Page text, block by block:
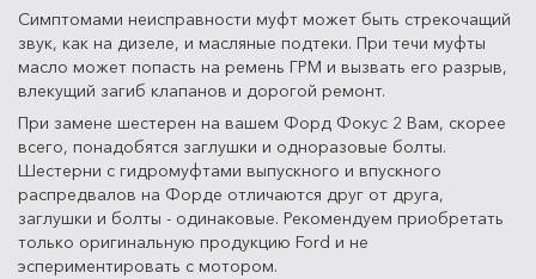
Симптомами неисправности муфт может быть стрекочащий
звук, как на дизеле, и масляные подтеки. При течи муфты
масло может попасть на ремень ГРМ и вызвать его разрыв,
влекущий загиб клапанов и дорогой ремонт.
При замене шестерен на вашем Форд Фокус 2 Вам, скорее
всего, понадобятся заглушки и одноразовые болты.
Шестерни с гидромуфтами выпускного и впускного
распредвалов на Форде отличаются друг от друга,
заглушки и болты - одинаковые. Рекомендуем приобретать
только оригинальную продукцию Ford и не
эспериментировать с мотором.